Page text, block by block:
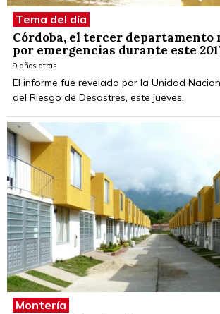
Tema del día
Córdoba, el tercer departamento
por emergencias durante este
9 años atrás
El informe fue revelado por la Unidad
del Riesgo de Desastres, este jueves.
Montería